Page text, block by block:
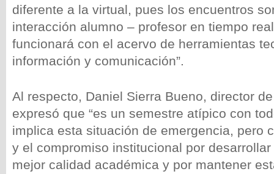
diferente a la virtual, pues los encuentros
interacción alumno – profesor en tiempo
funcionará con el acervo de herramientas
información y comunicación”.
Al respecto, Daniel Sierra Bueno, director
expresó que “es un semestre atípico con
implica esta situación de emergencia, pero
y el compromiso institucional por
mejor calidad académica y por mantener
wp-